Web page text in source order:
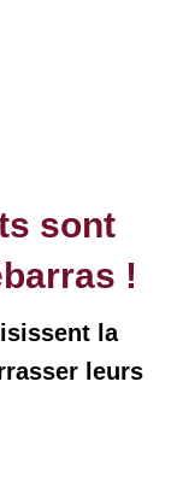
sont
!
la
leurs